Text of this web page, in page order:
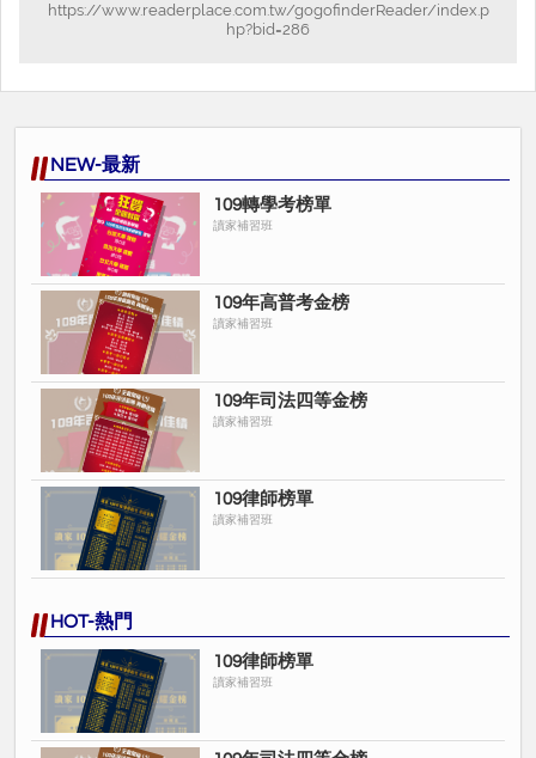
https://www.readerplace.com.tw/gogofinderReader/index.p
hp?bid=286
NEW-最新
109轉學考榜單
讀家補習班
109年高普考金榜
讀家補習班
109年司法四等金榜
讀家補習班
109律師榜單
讀家補習班
HOT-熱門
109律師榜單
讀家補習班